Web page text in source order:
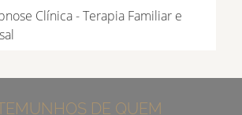
Clínica - Terapia Familiar e
DE QUEM